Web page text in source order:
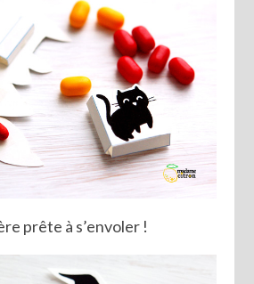
prête à s’envoler !